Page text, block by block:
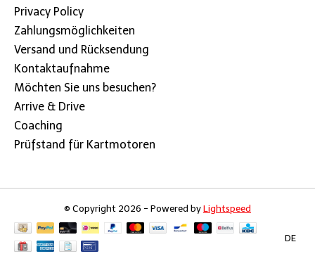
Privacy Policy
Zahlungsmöglichkeiten
Versand und Rücksendung
Kontaktaufnahme
Möchten Sie uns besuchen?
Arrive & Drive
Coaching
Prüfstand für Kartmotoren
© Copyright 2026 - Powered byLightspeed
DE